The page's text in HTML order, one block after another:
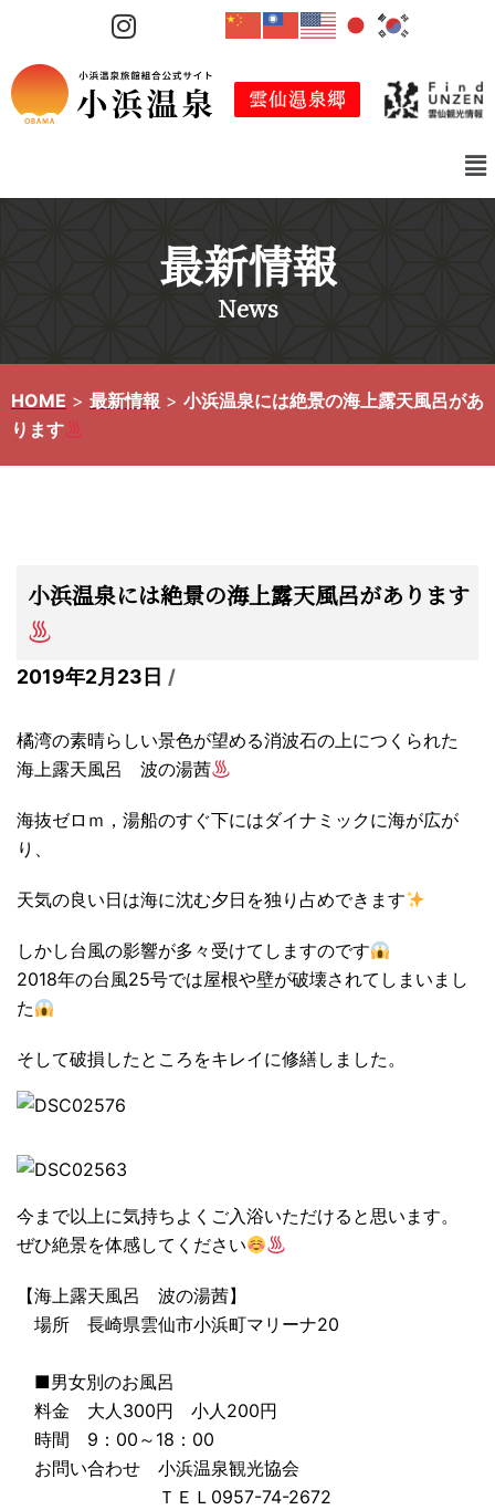
テ
ン
ス
最新情報
News
HOME > 最新情報 > 小浜温泉には絶景の海上露天風呂があ
ります
小浜温泉には絶景の海上露天風呂があります
2019年2月23日
橘湾の素晴らしい景色が望める消波石の上につくられた
海上露天風呂 波の湯茜
海抜ゼロｍ，湯船のすぐ下にはダイナミックに海が広が
り、
天気の良い日は海に沈む夕日を独り占めできます
しかし台風の影響が多々受けてしますのです
2018年の台風25号では屋根や壁が破壊されてしまいまし
た
そして破損したところをキレイに修繕しました。
今まで以上に気持ちよくご入浴いただけると思います。
ぜひ絶景を体感してください
【海上露天風呂 波の湯茜】
場所 長崎県雲仙市小浜町マリーナ20
■男女別のお風呂
料金 大人300円 小人200円
時間 9：00～18：00
お問い合わせ 小浜温泉観光協会
ＴＥＬ0957-74-2672